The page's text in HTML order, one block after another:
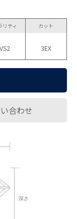
リティ
VS2
カット
3EX
合わせ